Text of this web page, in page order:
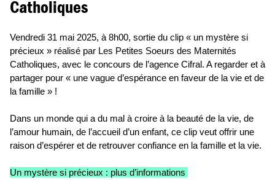
Catholiques
Vendredi 31 mai 2025, à 8h00, sortie du clip « un mystère si
précieux » réalisé par Les Petites Soeurs des Maternités
Catholiques, avec le concours de l’agence Cifral. A regarder et à
partager pour « une vague d’espérance en faveur de la vie et de
la famille » !
Dans un monde qui a du mal à croire à la beauté de la vie, de
l’amour humain, de l’accueil d’un enfant, ce clip veut offrir une
raison d’espérer et de retrouver confiance en la famille et la vie.
Un mystère si précieux : plus d’informations